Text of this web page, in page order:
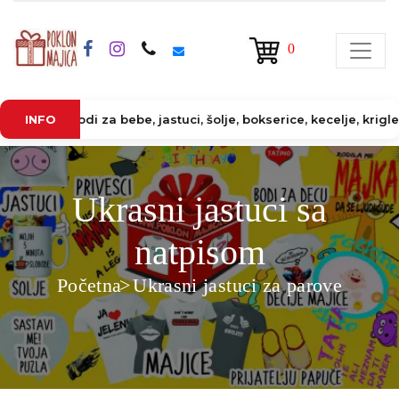
0
INFO
bodi za bebe, jastuci, šolje, bokserice, kecelje, krigle,
Ukrasni jastuci sa
natpisom
Početna Ukrasni jastuci za parove